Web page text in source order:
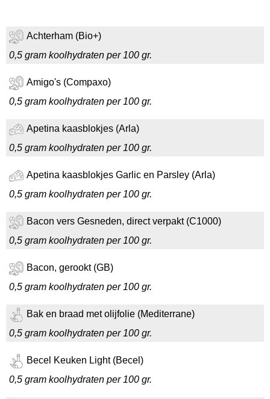
Achterham (Bio+)
0,5 gram koolhydraten per 100 gr.
Amigo's (Compaxo)
0,5 gram koolhydraten per 100 gr.
Apetina kaasblokjes (Arla)
0,5 gram koolhydraten per 100 gr.
Apetina kaasblokjes Garlic en Parsley (Arla)
0,5 gram koolhydraten per 100 gr.
Bacon vers Gesneden, direct verpakt (C1000)
0,5 gram koolhydraten per 100 gr.
Bacon, gerookt (GB)
0,5 gram koolhydraten per 100 gr.
Bak en braad met olijfolie (Mediterrane)
0,5 gram koolhydraten per 100 gr.
Becel Keuken Light (Becel)
0,5 gram koolhydraten per 100 gr.